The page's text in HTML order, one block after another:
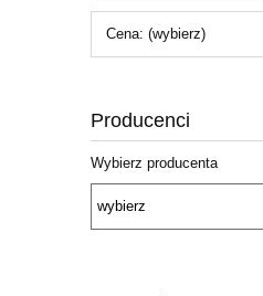
Cena: (wybierz)
Producenci
Wybierz producenta